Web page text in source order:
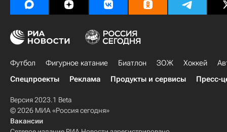
Футбол Фигурное катание Биатлон ЗОЖ Хоккей
Спецпроекты
Реклама Продукты и сервисы Пресс-
Версия 2023.1 Beta
© 2026 МИА «Россия сегодня»
Вакансии